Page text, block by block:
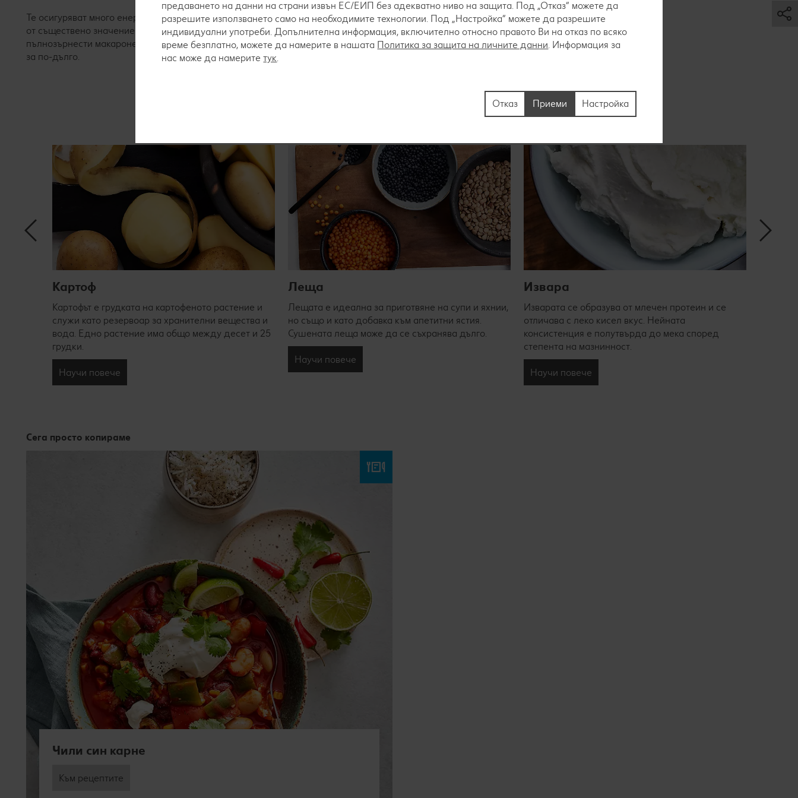
Те осигуряват много енергия и засищат задълго – оризът, картофите, макаронените изделия и другите въглехидратни храни са
от съществено значение за евтиното, но пълноценно хранене. Особено ефективни са пълнозърнестите храни, например
пълнозърнести макаронени изделия и кафяв ориз. Макар че са малко по-скъпи, те съдържат повече фибри, съответно засищат
за по-дълго.
Ето списък с продукти, на които да обърнеш повече внимание:
Картоф
Картофът е грудката на картофеното растение и
служи като резервоар за хранителни вещества и
вода. Едно растение има общо между десет и 25
грудки.
Научи повече
Леща
Лещата е идеална за приготвяне на супи и яхнии,
но също и като добавка към апетитни ястия.
Сушената леща може да се съхранява дълго.
Научи повече
Извара
Изварата се образува от млечен протеин и се
отличава с леко кисел вкус. Нейната
консистенция е полутвърда до мека според
степента на мазнинност.
Научи повече
Сега просто копираме
Чили син карне
Към рецептите
предаването на данни на страни извън ЕС/ЕИП без адекватно ниво на защита. Под „Отказ“ можете да
разрешите използването само на необходимите технологии. Под „Настройка“ можете да разрешите
индивидуални употреби. Допълнителна информация, включително относно правото Ви на отказ по всяко
време безплатно, можете да намерите в нашата Политика за защита на личните данни. Информация за
нас може да намеритетук.
Настройка
Отказ Приеми